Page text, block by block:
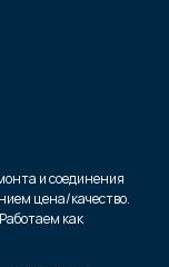
и соединения
цена/качество.
как